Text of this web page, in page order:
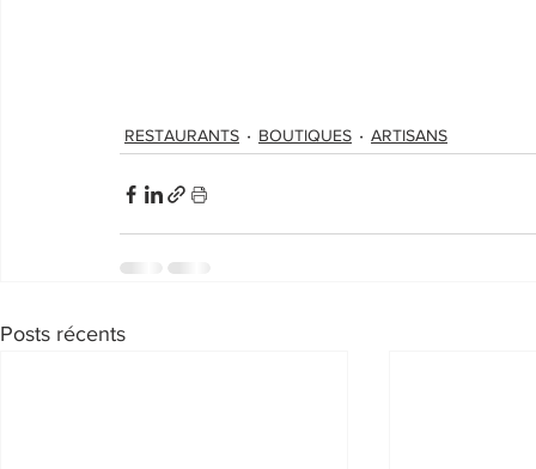
RESTAURANTS BOUTIQUES ARTISANS
Posts récents